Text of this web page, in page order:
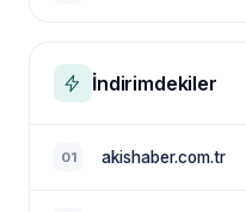
İndirimdekiler
01 akishaber.com.tr